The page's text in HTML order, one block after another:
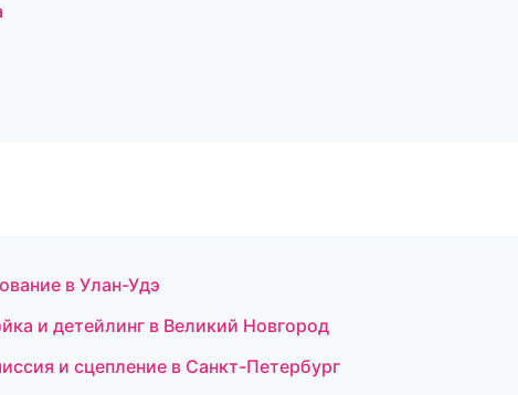
в Улан-Удэ
и детейлинг в Великий Новгород
и сцепление в Санкт-Петербург